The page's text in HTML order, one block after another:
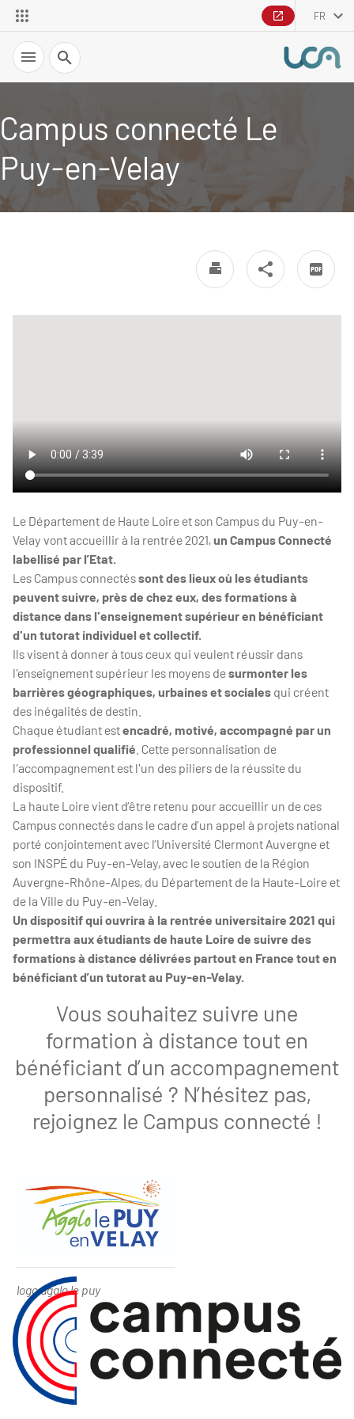
FR
Recherche
Campus connecté Le
Puy-en-Velay
Le Département de Haute Loire et son Campus du Puy-en-
Velay vont accueillir à la rentrée 2021,un Campus Connecté
labellisé par l’Etat.
Les Campus connectéssont des lieux où les étudiants
peuvent suivre, près de chez eux, des formations à
distance dans l'enseignement supérieur en bénéficiant
d'un tutorat individuel et collectif.
Ils visent à donner à tous ceux qui veulent réussir dans
l'enseignement supérieur les moyens desurmonter les
barrières géographiques, urbaines et sociales qui créent
des inégalités de destin.
Chaque étudiant estencadré, motivé, accompagné par un
professionnel qualifié . Cette personnalisation de
l'accompagnement est l'un des piliers de la réussite du
dispositif.
La haute Loire vient d’être retenu pour accueillir un de ces
Campus connectés dans le cadre d’un appel à projets national
porté conjointement avec l’Université Clermont Auvergne et
son INSPÉ du Puy-en-Velay, avec le soutien de la Région
Auvergne-Rhône-Alpes, du Département de la Haute-Loire et
de la Ville du Puy-en-Velay.
Un dispositif qui ouvrira à la rentrée universitaire 2021 qui
permettra aux étudiants de haute Loire de suivre des
formations à distance délivrées partout en France tout en
bénéficiant d’un tutorat au Puy-en-Velay.
Vous souhaitez suivre une
formation à distance tout en
bénéficiant d’un accompagnement
personnalisé ? N’hésitez pas,
rejoignez le Campus connecté !
logo agglo le puy -
logo agglo le puy